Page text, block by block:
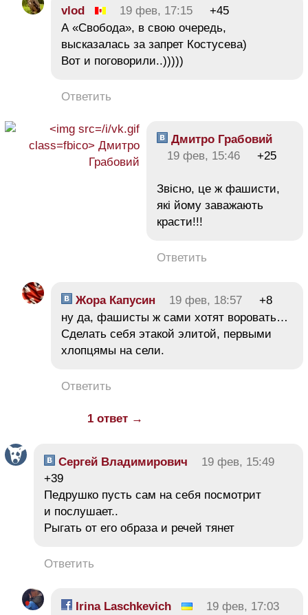
vlod 19 фев, 17:15
+45
А «Свобода», в свою очередь,
высказалась за запрет Костусева)
Вот и поговорили..)))))
Ответить
Дмитро Грабовий
19 фев, 15:46
+25
Звісно, це ж фашисти,
які йому заважають
красти!!!
Ответить
Жора Капусин 19 фев, 18:57
+8
ну да, фашисты ж сами хотят воровать…
Сделать себя этакой элитой, первыми
хлопцямы на сели.
Ответить
1 ответ →
Сергей Владимирович
19 фев, 15:49
+39
Педрушко пусть сам на себя посмотрит
и послушает..
Рыгать от его образа и речей тянет
Ответить
Irina Laschkevich
19 фев, 17:03